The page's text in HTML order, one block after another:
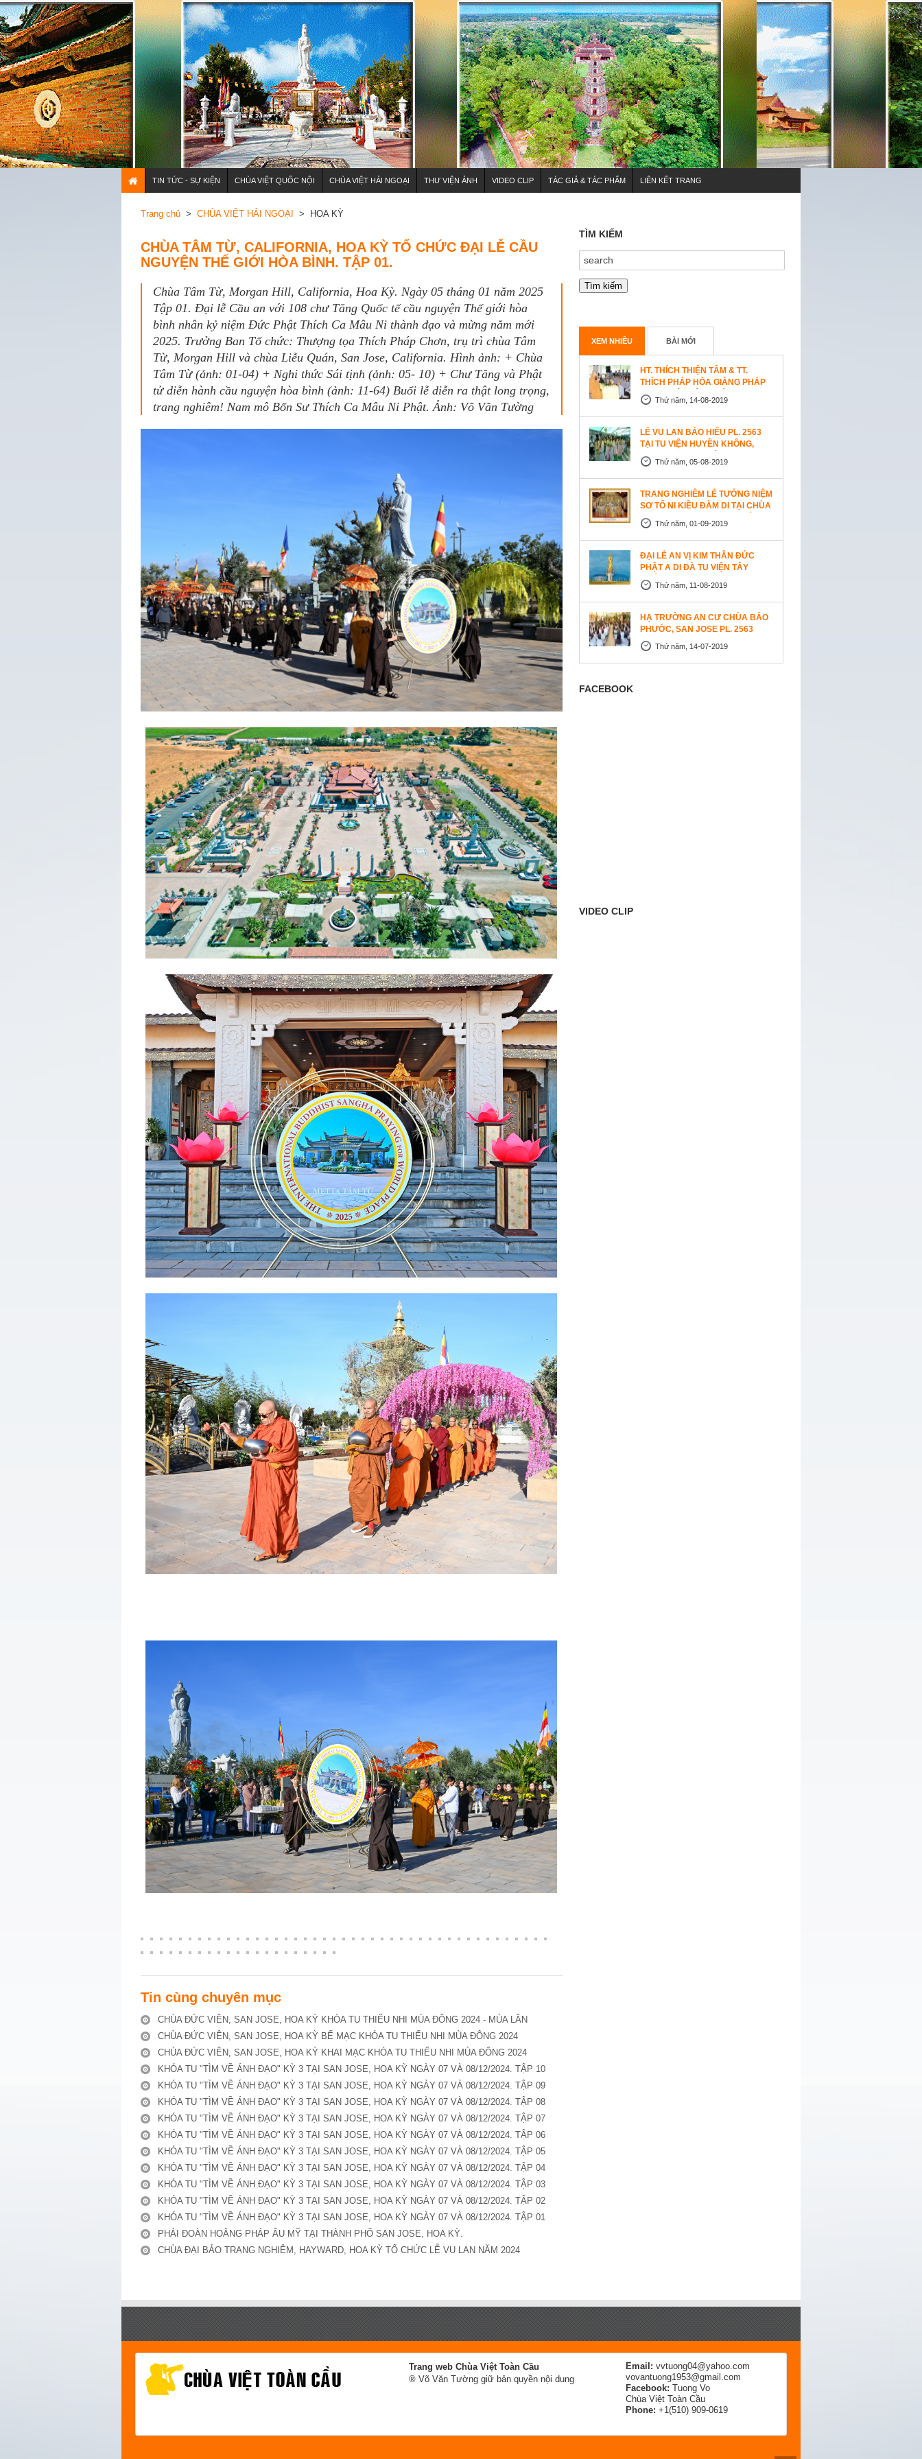
TIN TỨC - SỰ KIỆN CHÙA VIỆT QUỐC NỘI CHÙA VIỆT HẢI NGOẠI THƯ VIỆN ẢNH VIDEO CLIP TÁC GIẢ & TÁC PHẨM LIÊN KẾT TRANG
Trang chủ> CHÙA VIỆT HẢI NGOẠI > HOA KỲ
CHÙA TÂM TỪ, CALIFORNIA, HOA KỲ TỔ CHỨC ĐẠI LỄ CẦU
NGUYỆN THẾ GIỚI HÒA BÌNH. TẬP 01.
Chùa Tâm Từ, Morgan Hill, California, Hoa Kỳ. Ngày 05 tháng 01 năm 2025
Tập 01. Đại lễ Cầu an với 108 chư Tăng Quốc tế cầu nguyện Thế giới hòa
bình nhân kỷ niệm Đức Phật Thích Ca Mâu Ni thành đạo và mừng năm mới
2025. Trưởng Ban Tổ chức: Thượng tọa Thích Pháp Chơn, trụ trì chùa Tâm
Từ, Morgan Hill và chùa Liễu Quán, San Jose, California. Hình ảnh: + Chùa
Tâm Từ (ảnh: 01-04) + Nghi thức Sái tịnh (ảnh: 05- 10) + Chư Tăng và Phật
tử diễn hành cầu nguyện hòa bình (ảnh: 11-64) Buổi lễ diễn ra thật long trọng,
trang nghiêm! Nam mô Bổn Sư Thích Ca Mâu Ni Phật. Ảnh: Võ Văn Tường
Tin cùng chuyên mục
CHÙA ĐỨC VIÊN, SAN JOSE, HOA KỲ KHÓA TU THIẾU NHI MÙA ĐÔNG 2024 - MÚA LÂN
CHÙA ĐỨC VIÊN, SAN JOSE, HOA KỲ BẾ MẠC KHÓA TU THIẾU NHI MÙA ĐÔNG 2024
CHÙA ĐỨC VIÊN, SAN JOSE, HOA KỲ KHAI MẠC KHÓA TU THIẾU NHI MÙA ĐÔNG 2024
KHÓA TU "TÌM VỀ ÁNH ĐẠO" KỲ 3 TẠI SAN JOSE, HOA KỲ NGÀY 07 VÀ 08/12/2024. TẬP 10
KHÓA TU "TÌM VỀ ÁNH ĐẠO" KỲ 3 TẠI SAN JOSE, HOA KỲ NGÀY 07 VÀ 08/12/2024. TẬP 09
KHÓA TU "TÌM VỀ ÁNH ĐẠO" KỲ 3 TẠI SAN JOSE, HOA KỲ NGÀY 07 VÀ 08/12/2024. TẬP 08
KHÓA TU "TÌM VỀ ÁNH ĐẠO" KỲ 3 TẠI SAN JOSE, HOA KỲ NGÀY 07 VÀ 08/12/2024. TẬP 07
KHÓA TU "TÌM VỀ ÁNH ĐẠO" KỲ 3 TẠI SAN JOSE, HOA KỲ NGÀY 07 VÀ 08/12/2024. TẬP 06
KHÓA TU "TÌM VỀ ÁNH ĐẠO" KỲ 3 TẠI SAN JOSE, HOA KỲ NGÀY 07 VÀ 08/12/2024. TẬP 05
KHÓA TU "TÌM VỀ ÁNH ĐẠO" KỲ 3 TẠI SAN JOSE, HOA KỲ NGÀY 07 VÀ 08/12/2024. TẬP 04
KHÓA TU "TÌM VỀ ÁNH ĐẠO" KỲ 3 TẠI SAN JOSE, HOA KỲ NGÀY 07 VÀ 08/12/2024. TẬP 03
KHÓA TU "TÌM VỀ ÁNH ĐẠO" KỲ 3 TẠI SAN JOSE, HOA KỲ NGÀY 07 VÀ 08/12/2024. TẬP 02
KHÓA TU "TÌM VỀ ÁNH ĐẠO" KỲ 3 TẠI SAN JOSE, HOA KỲ NGÀY 07 VÀ 08/12/2024. TẬP 01
PHÁI ĐOÀN HOẰNG PHÁP ÂU MỸ TẠI THÀNH PHỐ SAN JOSE, HOA KỲ.
CHÙA ĐẠI BẢO TRANG NGHIÊM, HAYWARD, HOA KỲ TỔ CHỨC LỄ VU LAN NĂM 2024
TÌM KIẾM
XEM NHIỀU BÀI MỚI
HT. THÍCH THIỆN TÂM & TT.
THÍCH PHÁP HÒA GIẢNG PHÁP
TẠI TU VIỆN TÂY THIÊN
WESTLOCK, CANADA
Thứ năm, 14-08-2019
LỄ VU LAN BÁO HIẾU PL. 2563
TẠI TU VIỆN HUYỀN KHÔNG,
SAN JOSE (HOA KỲ)
Thứ năm, 05-08-2019
TRANG NGHIÊM LỄ TƯỞNG NIỆM
SƠ TỔ NI KIỀU ĐÀM DI TẠI CHÙA
AN LẠC, SAN JOSE, HOA KỲ
Thứ năm, 01-09-2019
ĐẠI LỄ AN VỊ KIM THÂN ĐỨC
PHẬT A DI ĐÀ TU VIỆN TÂY
THIÊN, CANADA
Thứ năm, 11-08-2019
HẠ TRƯỜNG AN CƯ CHÙA BẢO
PHƯỚC, SAN JOSE PL. 2563
Thứ năm, 14-07-2019
FACEBOOK
VIDEO CLIP
Trang web Chùa Việt Toàn Cầu
® Võ Văn Tường giữ bản quyền nội dung
Email: vvtuong04@yahoo.com
vovantuong1953@gmail.com
Facebook: Tuong Vo
Chùa Việt Toàn Cầu
Phone: +1(510) 909-0619